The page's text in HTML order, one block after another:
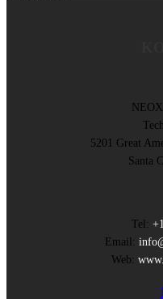
5201 Great
Santa
Tel:
Email:
Web: